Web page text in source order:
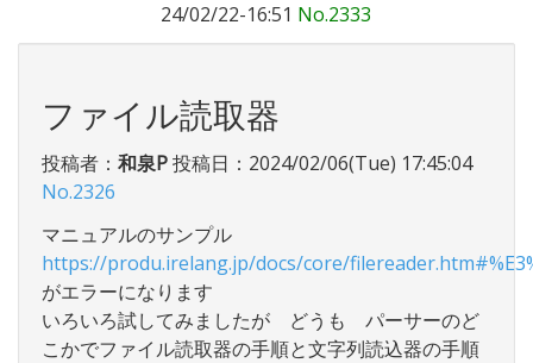
24/02/22-16:51 No.2333
ファイル読取器
投稿者： 和泉P投稿日：2024/02/06(Tue) 17:45:04
No.2326
マニュアルのサンプル
https://produ.irelang.jp/docs/core/
がエラーになります
いろいろ試してみましたが どうも パーサーのど
こかでファイル読取器の手順と文字列読込器の手順